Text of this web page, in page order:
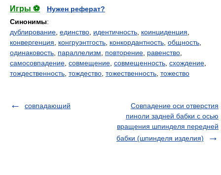
Игры ⚽
Нужен реферат?
Синонимы:
дублирование единство идентичность коинциденция
конвергенция
конгруэнтгость конкордантность общность
одинаковость параллелизм повторение равенство
самосовпадение совмещение совмещенность схождение
тождественность тождество тожественность тожество
совпадающий
Совпадение оси отверстия
пиноли задней бабки с осью
вращения шпинделя передней
бабки (шпинделя изделия)